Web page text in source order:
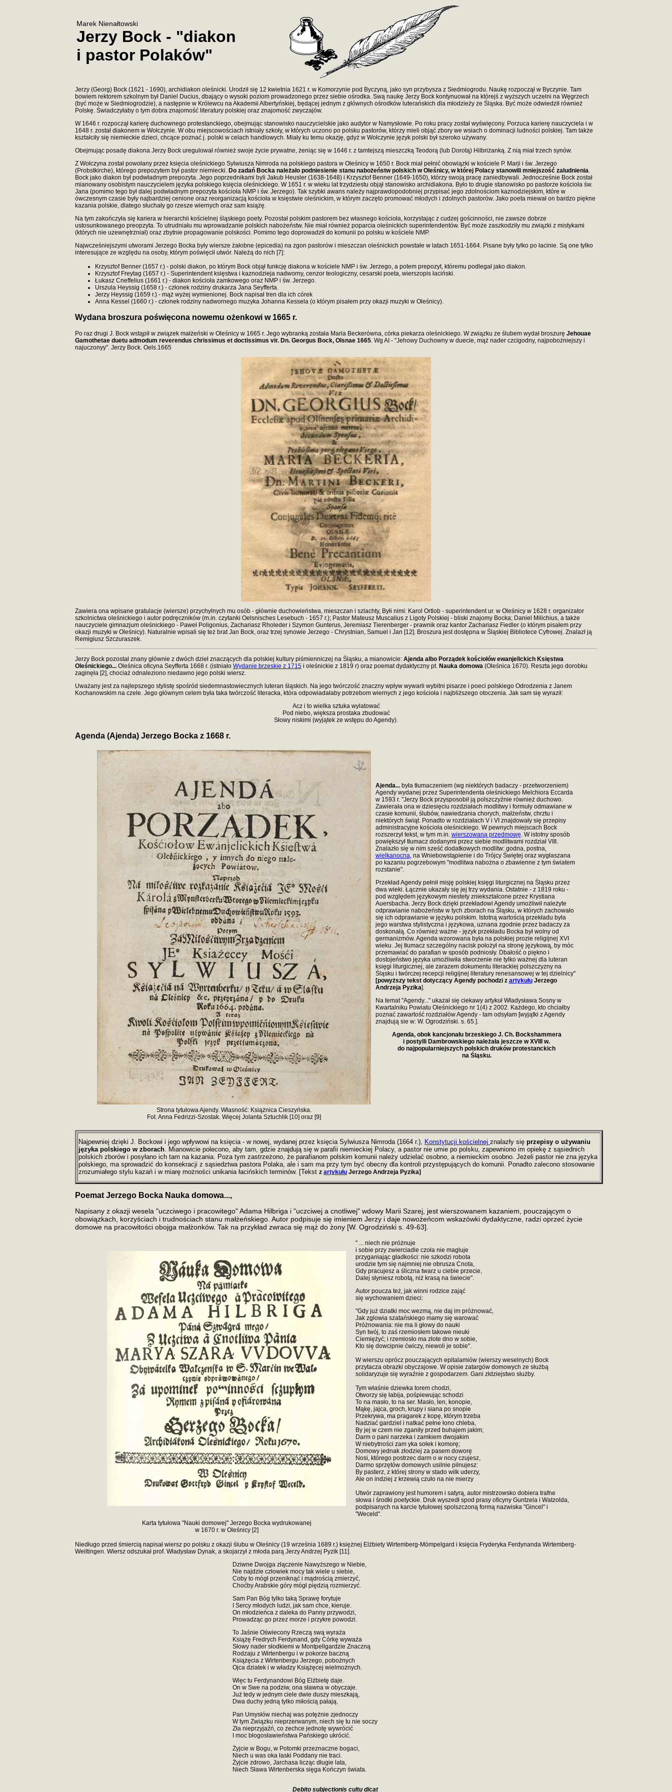
Marek Nienałtowski
Jerzy Bock - "diakon
i pastor Polaków"
Jerzy (Georg) Bock (1621 - 1690), archidiakon oleśnicki. Urodził się 12 kwietnia 1621 r. w Komorzynie pod Byczyną, jako syn przybysza z Siedmiogrodu. Naukę rozpoczął w Byczynie. Tam
bowiem rektorem szkolnym był Daniel Ducius, dbający o wysoki poziom prowadzonego przez siebie ośrodka. Swą naukę Jerzy Bock kontynuował na którejś z wyższych uczelni na Węgrzech
(być może w Siedmiogrodzie), a następnie w Królewcu na Akademii Albertyńskiej, będącej jednym z głównych ośrodków luterańskich dla młodzieży ze Śląska. Być może odwiedził również
Polskę. Świadczyłaby o tym dobra znajomość literatury polskiej oraz znajomość zwyczajów.
W 1646 r. rozpoczął karierę duchownego protestanckiego, obejmując stanowisko nauczycielskie jako audytor w Namysłowie. Po roku pracy został wyświęcony. Porzuca karierę nauczyciela i w
1648 r. został diakonem w Wołczynie. W obu miejscowościach istniały szkoły, w których uczono po polsku pastorów, którzy mieli objąć zbory we wsiach o dominacji ludności polskiej. Tam także
kształciły się niemieckie dzieci, chcące poznać j. polski w celach handlowych. Miały ku temu okazję, gdyż w Wołczynie język polski był szeroko używany.
Obejmując posadę diakona Jerzy Bock uregulował również swoje życie prywatne, żeniąc się w 1646 r. z tamtejszą mieszczką Teodorą (lub Dorotą) Hilbriżanką. Z nią miał trzech synów.
Z Wołczyna został powołany przez księcia oleśnickiego Sylwiusza Nimroda na polskiego pastora w Oleśnicy w 1650 r. Bock miał pełnić obowiązki w kościele P. Marji i św. Jerzego
(Probstkirche), którego prepozytem był pastor niemiecki. Do zadań Bocka należało podniesienie stanu nabożeństw polskich w Oleśnicy, w której Polacy stanowili mniejszość zaludnienia.
Bock jako diakon był podwładnym prepozyta. Jego poprzednikami byli Jakub Heusler (1638-1648) i Krzysztof Benner (1649-1650), którzy swoją pracę zaniedbywali. Jednocześnie Bock został
mianowany osobistym nauczycielem języka polskiego księcia oleśnickiego. W 1651 r. w wieku lat trzydziestu objął stanowisko archidiakona. Było to drugie stanowisko po pastorze kościoła św.
Jana (pomimo tego był dalej podwładnym prepozyta kościoła NMP i św. Jerzego). Tak szybki awans należy najprawdopodobniej przypisać jego zdolnościom kaznodziejskim, które w
ówczesnym czasie były najbardziej cenione oraz reorganizacją kościoła w księstwie oleśnickim, w którym zaczęto promować młodych i zdolnych pastorów. Jako poeta miewał on bardzo piękne
kazania polskie, dlatego słuchały go rzesze wiernych oraz sam książę.
Na tym zakończyła się kariera w hierarchii kościelnej śląskiego poety. Pozostał polskim pastorem bez własnego kościoła, korzystając z cudzej gościnności, nie zawsze dobrze
ustosunkowanego preopzyta. To utrudniału mu wprowadzanie polskich nabożeństw. Nie miał również poparcia oleśnickich superintendentów. Być może zaszkodziły mu związki z mistykami
(których nie uzewnętrzniał) oraz zbytnie propagowanie polskości. Pomimo tego doprowadził do komunii po polsku w kościele NMP.
Najwcześniejszymi utworami Jerzego Bocka były wiersze żałobne (epicedia) na zgon pastorów i mieszczan oleśnickich powstałe w latach 1651-1664. Pisane były tylko po łacinie. Są one tylko
interesujące ze względu na osoby, którym poświęcił utwór. Należą do nich [7]:
Krzysztof Benner (1657 r.) - polski diakon, po którym Bock objął funkcję diakona w kościele NMP i św. Jerzego, a potem prepozyt, któremu podlegał jako diakon.
Krzysztof Freytag (1657 r.) - Superintendent księstwa i kaznodzieja nadworny, cenzor teologiczny, cesarski poeta, wierszopis łaciński.
Łukasz Cneffelius (1661 r.) - diakon kościoła zamkowego oraz NMP i św. Jerzego.
Urszula Heyssig (1658 r.) - członek rodziny drukarza Jana Seyfferta.
Jerzy Heyssig (1659 r.) - mąż wyżej wymienionej. Bock napisał tren dla ich córek
Anna Kessel (1660 r.) - członek rodziny nadwornego muzyka Johanna Kessela (o którym pisałem przy okazji muzyki w Oleśnicy).
Wydana broszura poświęcona nowemu ożenkowi w 1665 r.
Po raz drugi J. Bock wstąpił w związek małżeński w Oleśnicy w 1665 r. Jego wybranką została Maria Beckerówna, córka piekarza oleśnickiego. W związku ze ślubem wydał broszurę Jehouae
Gamothetae duetu admodum reverendus chrissimus et doctissimus vir. Dn. Georgus Bock, Olsnae 1665. Wg AI - "Jehowy Duchowny w duecie, mąż nader czcigodny, najpobożniejszy i
najuczonyy". Jerzy Bock. Oels.1665
Zawiera ona wpisane gratulacje (wiersze) przychylnych mu osób - głównie duchowieństwa, mieszczan i szlachty, Byłi nimi: Karol Ortlob - superintendent ur. w Oleśnicy w 1628 r. organizator
szkolnictwa oleśnickiego i autor podręczników (m.in. czytanki Oelsnisches Lesebuch - 1657 r.); Pastor Mateusz Muscalius z Ligoty Polskiej - bliski znajomy Bocka; Daniel Milichius, a także
nauczyciele gimnazjum oleśnickiego - Paweł Poligonius, Zachariasz Rholeder i Szymon Gunterus, Jeremiasz Tierenberger - prawnik oraz kantor Zachariasz Fiedler (o którym pisałem przy
okazji muzyki w Oleśnicy). Naturalnie wpisali się też brat Jan Bock, oraz trzej synowie Jerzego - Chrystnian, Samuel i Jan [12]. Broszura jest dostępna w Śląskiej Bibliotece Cyfrowej. Znalazł ją
Remigiusz Szczuraszek.
Jerzy Bock pozostał znany głównie z dwóch dzieł znaczących dla polskiej kultury piśmienniczej na Śląsku, a mianowicie: Ajenda albo Porządek kościołów ewanjelickich Księstwa
Oleśnickiego... Oleśnica oficyna Seyfferta 1668 r. (istniało Wydanie brzeskie z 1715 i oleśnickie z 1819 r) oraz poemat dydaktyczny pt. Nauka domowa (Oleśnica 1670). Reszta jego dorobku
zaginęła [2], chociaż odnaleziono niedawno jego polski wiersz.
Uważany jest za najlepszego stylistę spośród siedemnastowiecznych luteran śląskich. Na jego twórczość znaczny wpływ wywarli wybitni pisarze i poeci polskiego Odrodzenia z Janem
Kochanowskim na czele. Jego głównym celem była taka twórczość literacka, która odpowiadałaby potrzebom wiernych z jego kościoła i najbliższego otoczenia. Jak sam się wyraził:
Acz i to wielka sztuka wylatować
Pod niebo, większa prostaka zbudować
Słowy niskimi (wyjątek ze wstępu do Agendy).
Agenda (Ajenda) Jerzego Bocka z 1668 r.
Ajenda...była tłumaczeniem (wg niektórych badaczy - przetworzeniem)
Agendy wydanej przez Superintendenta oleśnickiego Melchiora Eccarda
w 1593 r. "Jerzy Bock przysposobił ją polszczyźnie również duchowo.
Zawierała ona w dziesięciu rozdziałach modlitwy i formuły odmawiane w
czasie komunii, ślubów, nawiedzania chorych, małżeństw, chrztu i
niektórych świąt. Ponadto w rozdziałach V i VI znajdowały się przepisy
administracyjne kościoła oleśnickiego. W pewnych miejscach Bock
rozszerzył tekst, w tym m.in. wierszowaną przedmowę. W istotny sposób
powiększył tłumacz dodanymi przez siebie modlitwami rozdział VIII.
Znalazło się w nim sześć dodatkowych modlitw: godna, postna,
wielkanocna, na Wniebowstąpienie i do Trójcy Świętej oraz wygłaszana
po kazaniu pogrzebowym "modlitwa nabożna o zbawienne z tym światem
rozstanie".
Przekład Agendy pełnił misję polskiej księgi liturgicznej na Śląsku przez
dwa wieki. Łącznie ukazały się jej trzy wydania. Ostatnie - z 1819 roku -
pod względem językowym niestety zniekształcone przez Krystiana
Auersbacha. Jerzy Bock dzięki przekładowi Agendy umożliwił należyte
odprawianie nabożeństw w tych zborach na Śląsku, w których zachowało
się ich odprawianie w języku polskim. Istotną wartością przekładu była
jego warstwa stylistyczna i językowa, uznana zgodnie przez badaczy za
doskonałą. Co również ważne - język przekładu Bocka był wolny od
germanizmów. Agenda wzorowana była na polskiej prozie religijnej XVI
wieku. Jej tłumacz szczególny nacisk położył na stronę językową, by móc
przemawiać do parafian w sposób podniosły. Dbałość o piękno i
dostojeństwo języka umożliwiła stworzenie nie tylko ważnej dla luteran
księgi liturgicznej, ale zarazem dokumentu literackiej polszczyzny na
Śląsku i twórczej recepcji religijnej literatury renesansowej w tej dzielnicy"
[powyższy tekst dotyczący Agendy pochodzi z artykułuJerzego
Andrzeja Pyzika].
Na temat "Agendy..." ukazał się ciekawy artykuł Władysława Sosny w
Kwartalniku Powiatu Oleśnickiego nr 1(4) z 2002. Każdego, kto chciałby
poznać zawartość rozdziałów Agendy - tam odsyłam [wyjątki z Agendy
znajdują sie w: W. Ogrodziński. s. 65.].
Agenda, obok kancjonału brzeskiego J. Ch. Bockshammera
i postylli Dambrowskiego należała jeszcze w XVIII w.
do najpopularniejszych polskich druków protestanckich
na Śląsku.
Strona tytułowa Ajendy. Własność: Książnica Cieszyńska.
Fot. Anna Fedrizzi-Szostak. Więcej Jolanta Sztuchlik [10] oraz [9]
Najpewniej dzięki J. Bockowi i jego wpływowi na księcia - w nowej, wydanej przez księcia Sylwiusza Nimroda (1664 r.), Konstytucji kościelnej znalazły się przepisy o używaniu
języka polskiego w zborach. Mianowicie polecono, aby tam, gdzie znajdują się w parafii niemieckiej Polacy, a pastor nie umie po polsku, zapewniono im opiekę z sąsiednich
polskich zborów i posyłano ich tam na kazania. Poza tym zastrzeżono, że parafianom polskim komunii należy udzielać osobno, a niemieckim osobno. Jeżeli pastor nie zna języka
polskiego, ma sprowadzić do konsekracji z sąsiedztwa pastora Polaka, ale i sam ma przy tym być obecny dla kontroli przystępujących do komunii. Ponadto zalecono stosowanie
zrozumiałego stylu kazań i w miarę możności unikania łacińskich terminów. [Tekst z artykułu Jerzego Andrzeja Pyzika]
Poemat Jerzego Bocka Nauka domowa...,
Napisany z okazji wesela "uczciwego i pracowitego" Adama Hilbriga i "uczciwej a cnotliwej" wdowy Marii Szarej, jest wierszowanem kazaniem, pouczającym o
obowiązkach, korzyściach i trudnościach stanu małżeńskiego. Autor podpisuje się imieniem Jerzy i daje nowożeńcom wskazówki dydaktyczne, radzi oprzeć życie
domowe na pracowitości obojga małżonków. Tak na przykład zwraca się mąż do żony [W. Ogrodziński s. 49-63].
" ... niech nie próżnuje
i sobie przy zwierciadle czoła nie magluje
przyganiając gładkości: nie szkodzi robota
urodzie tym się najmniej nie obrusza Cnota,
Gdy pracujesz a śliczna twarz u ciebie przecie,
Dalej słyniesz robotą, niż krasą na świecie".
Autor poucza też, jak winni rodzice zająć
się wychowaniem dzieci:
"Gdy już dziatki moc wezmą, nie daj im próżnować,
Jak zglowia szatańskiego mamy się warować
Próżnowania: nie ma li głowy do nauki
Syn twój, to zaś rzemiosłem takowe nieuki
Ciemiężyć; i rzemiosło ma złote dno w sobie,
Kto się dowcipnie ćwiczy, niewoli je sobie".
W wierszu oprócz pouczających epitalamiów (wierszy weselnych) Bock
przytacza obrazki obyczajowe. W opisie zatargów domowych ze służbą
solidaryzuje się wyraźnie z gospodarzem. Gani złdziejstwo służby.
Tym właśnie dziewka torem chodzi,
Otworzy się łabija, pośpiewując schodzi
To na masło, to na ser. Masło, len, konopie,
Mąkę, jajca, groch, krupy i siana po snopie
Przekrywa, ma pragarek z kopę, którym trzeba
Nadziać gardziel i natkać pełne łono chleba,
By jej w czem nie zganiły przed buhajem jakim;
Darm o pani narzeka i zamkiem dwojakim
W niebytności zam yka sołek i komorę;
Domowy jednak złodziej za pasem doworę
Nosi, którego postrzec darm o w nocy czujesz,
Darmo sprzętów domowych usilnie pilnujesz:
By pasterz, z której strony w stado wilk uderzy,
Ale on indziej z krzewią czuło na nie mierzy
Utwór zaprawiony jest humorem i satyrą, autor mistrzowsko dobiera trafne
słowa i środki poetyckie. Druk wyszedł spod prasy oficyny Guntzela i Watzolda,
podpisanych na karcie tytułowej spolszczoną formą nazwiska "Gincel" i
"Weceld".
Karta tytułowa "Nauki domowej" Jerzego Bocka wydrukowanej
w 1670 r. w Oleśnicy [2]
Niedługo przed śmiercią napisał wiersz po polsku z okazji ślubu w Oleśnicy (19 września 1689 r.) księżnej Elżbiety Wirtemberg-Mömpelgard i księcia Fryderyka Ferdynanda Wirtemberg-
Weiltingen. Wiersz odszukał prof. Władysław Dynak, a skojarzył z młoda parą Jerzy Andrzej Pyzik [11].
Dziwne Dwojga złączenie Nawyższego w Niebie,
Nie najdzie człowiek mocy tak wiele u siebie,
Coby to mógł przeniknąć i mądrością zmierzyć,
Choćby Arabskie góry mógł piędzią rozmierzyć.
Sam Pan Bóg tylko taką Sprawę forytuje
I Sercy młodych ludzi, jak sam chce, kieruje.
On młodzieńca z daleka do Panny przywodzi,
Prowadząc go przez morze i przykre powodzi.
To Jaśnie Oświecony Rzeczą swą wyraża
Książę Fredrych Ferdynand, gdy Córkę wyważa
Słowy nader słodkiemi w Montpellgardzie Znaczną
Rodzaju z Wirtenbergu i w pokorze baczną
Książęcia z Wirtenbergu Jerzego, pobożnych
Ojca dziatek i w władzy Książęcej wielmożnych.
Więc tu Ferdynandowi Bóg Elżbietę daje.
On w Swe na podziw, ona sławna w obyczaje.
Już tedy w jednym ciele dwie duszy mieszkają,
Dwa duchy jedną tylko miłością pałają.
Pan Umysłów niechaj was potężnie zjednoczy
W tym Związku nieprzerwanym, niech się tu nie soczy
Zła nieprzyjaźń, co zechce jednotę wywrócić
I moc błogosławieństwa Pańskiego ukrócić.
Żyjcie w Bogu, w Potomki przeznaczne bogaci,
Niech u was oka łaski Poddany nie traci.
Żyjcie zdrowo, Jarchasa licząc długie lata,
Niech Sława Wirtenberska sięga Kończyn świata.
Debito subjectionis cultu dicat